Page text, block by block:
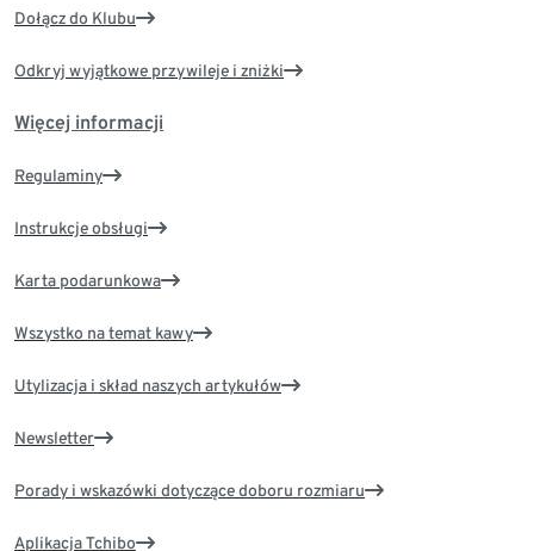
Dołącz do Klubu
Odkryj wyjątkowe przywileje i zniżki
Więcej informacji
Regulaminy
Instrukcje obsługi
Karta podarunkowa
Wszystko na temat kawy
Utylizacja i skład naszych artykułów
Newsletter
Porady i wskazówki dotyczące doboru rozmiaru
Aplikacja Tchibo